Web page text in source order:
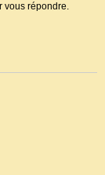
vous répondre.